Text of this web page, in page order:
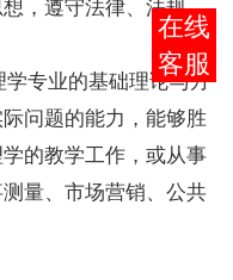
专业的基础理论与方
问题的能力，能够胜
的教学工作，或从事
量、市场营销、公共
报考
咨询